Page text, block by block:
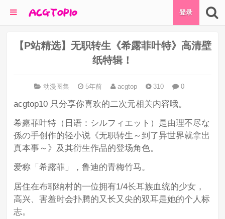
登录
【P站精选】无职转生《希露菲叶特》高清壁
纸特辑！
动漫图集 5年前 acgtop 310 0
acgtop10 只分享你喜欢的二次元相关内容哦。
希露菲叶特（日语：シルフィエット）是由理不尽な
孫の手创作的轻小说《无职转生～到了异世界就拿出
真本事～》及其衍生作品的登场角色。
爱称「希露菲」，鲁迪的青梅竹马。
居住在布耶纳村的一位拥有1/4长耳族血统的少女，
高兴、害羞时会扑腾的又长又尖的双耳是她的个人标
志。